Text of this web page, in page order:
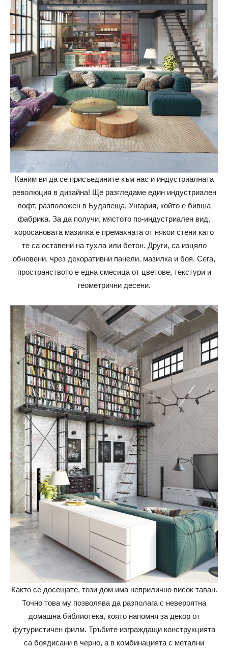
Каним ви да се присъедините към нас и индустриалната
революция в дизайна! Ще разгледаме един индустриален
лофт, разположен в Будапеща, Унгария, който е бивша
фабрика. За да получи, мястото по-индустриален вид,
хоросановата мазилка е премахната от някои стени като
те са оставени на тухла или бетон. Други, са изцяло
обновени, чрез декоративни панели, мазилка и боя. Сега,
пространството е една смесица от цветове, текстури и
геометрични десени.
Както се досещате, този дом има неприлично висок таван.
Точно това му позволява да разполага с невероятна
домашна библиотека, която напомня за декор от
футуристичен филм. Тръбите изграждащи конструкцията
са боядисани в черно, а в комбинацията с метални